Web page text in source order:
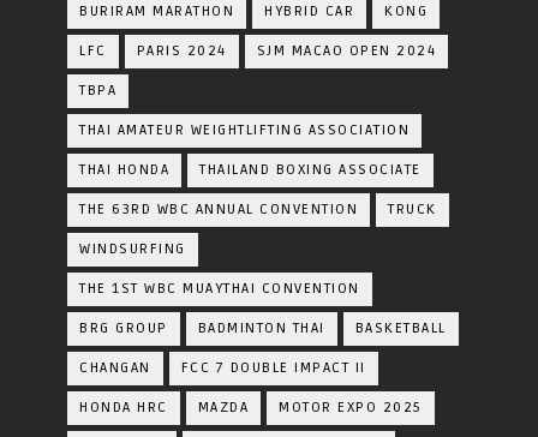
BURIRAM MARATHON HYBRID CAR KONG
LFC PARIS 2024 SJM MACAO OPEN 2024
TBPA
THAI AMATEUR WEIGHTLIFTING ASSOCIATION
THAI HONDA THAILAND BOXING ASSOCIATE
THE 63RD WBC ANNUAL CONVENTION TRUCK
WINDSURFING
THE 1ST WBC MUAYTHAI CONVENTION
BRG GROUP BADMINTON THAI BASKETBALL
CHANGAN FCC 7 DOUBLE IMPACT II
HONDA HRC MAZDA MOTOR EXPO 2025